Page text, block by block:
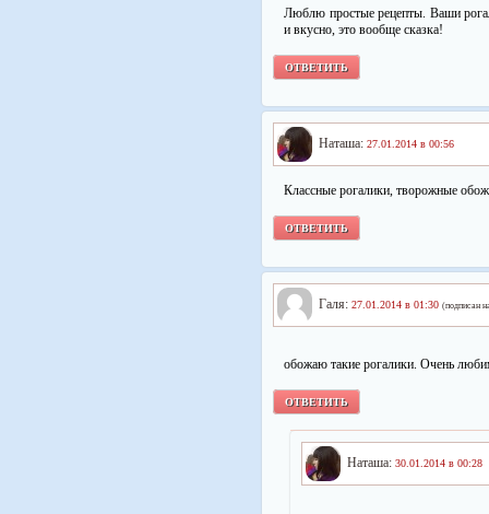
Люблю простые рецепты. Ваши
и вкусно, это вообще сказка!
ОТВЕТИТЬ
Наташа: 27.01.2014 в 00:56
Классные рогалики, творожные
ОТВЕТИТЬ
Галя: 27.01.2014 в 01:30 (подписан
обожаю такие рогалики. Очень
ОТВЕТИТЬ
Наташа: 30.01.2014 в 00:28